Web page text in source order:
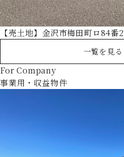
【売土地】金沢市梅田町ロ84番2
一覧を見る
For Company
事業用・収益物件